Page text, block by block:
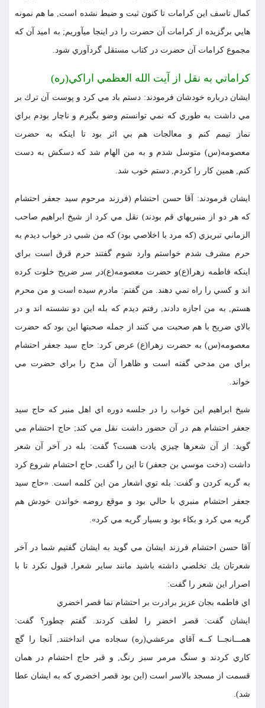
كمال تاسف اين كرامات تا كنون ثبت و ضبط نشده است, ما هم نمونه
هايي برگزيده از كرامات آن حضرت را در اينجا ميآوريم; به اميد آن كه
مجموع كرامات آن حضرت در كتاب مستقل گردآوري شود.
كراماتي به نقل از آيت الله العظمي اراكي(ره)
ايشان درباره خودشان فرمودند: دستم باد مي كرد و پوست آن ترك بر
مي داشت به طوري كه نمي توانستم وضو بگيرم و ناچار بودم براي
نماز تيمم كنم و معالجات هم بي اثر بود تا اينكه به حضرت
معصومه(س) متوسل شدم و به من الهام شد كه دسكش به دست
كنم, همين كار را كردم, دستم خوب شد.
ايشان فرمودند: آقا حسن احتشام (فرزند مرحوم سيد جعفر احتشام
كه هر دو از منبريهاي قم بودند) نقل مي كرد از شيخ ابراهيم صاحب
الزماني تبريزي (كه مرد با اخلاصي بود) كه من شبي در خواب ديدم به
حرم مشرف شدم خواستم وارد شوم گفتند حرم قرق است براي
اينكه فاطمه زهرا(ع)و حضرت معصومه(ع)در سر ضريح خلوت كرده
اند و كسي را راه نمي دهند. من گفتم: مادرم سيده است و من محرم
هستم, به من اجازه دادند, رفتم ديدم كه بله اين دو نشسته اند و در
بالاي ضريح با هم صحبت مي كنند از جمله صحبتها اين بود كه حضرت
معصومه(س) به حضرت زهرا(ع) عرض كرد: حاج سيد جعفر احتشام
براي من مدحي گفته است و ظاهرا آن مدح را براي حضرت مي
خواند.
شيخ ابراهيم اين خواب را در جلسه دوره اي اهل منبر كه حاج سيد
جعفر احتشام هم در آن حضور داشت نقل مي كند; حاج احتشام مي
گويد: از آن شعرها چيزي يادت هست؟ گفت: بله در آخر آن شعر
داشت (دخت موسي بن جعفر) تا اين را گفت, حاج احتشام شروع كرد
به گريه كردن و گفت: بله توي اشعار من اين كلمه است. «حاج سيد
جعفر احتشام منبري با حالي بود و موقع روضه خواندن خودش هم
گريه مي كرد و بكاء بود و بسيار گريه مي كرد».
آقا حسن احتشام فرزند ايشان مي گويد به ايشان گفتيم شما در آخر
شعرتان يك تخلصي داشته باشيد مانند ساير شعرا, قبول نكرد تا با
اصرار اين شعر را گفت:
اي فاطمه بجان عزيز برادرت بر احتشام نما قصر اخضري
ايشان گفت: قصر اخضر را لطف كردند. گفتم چطور؟ گفت:
همـــانجــا كــه آقاي مرعشي(ره) سجاده مي انداختند, آنجا را گچ
كاري كردند و سنگ مرمر سبز رنگ, و قبر حاج احتشام در همان
قسمت از مسجد بالاسر است (اين بود قصر اخضري كه به ايشان عطا
شد).